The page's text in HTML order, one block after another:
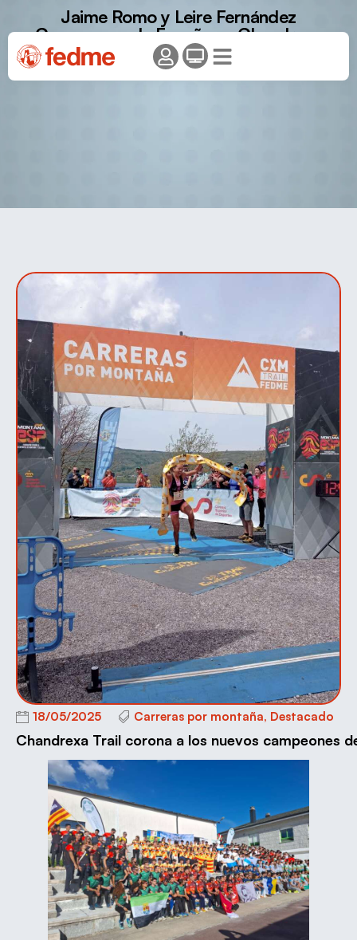
Jaime Romo y Leire Fernández
Campeones de España en Chandrexa
18/05/2025 Carreras por montaña, Destacado
Chandrexa Trail corona a los nuevos campeones